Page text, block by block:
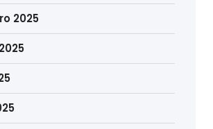
2025